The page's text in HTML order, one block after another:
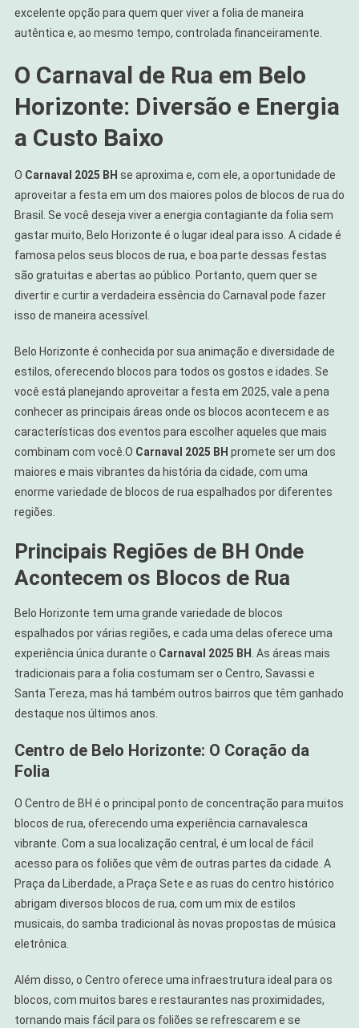
excelente opção para quem quer viver a folia de maneira
autêntica e, ao mesmo tempo, controlada financeiramente.
O Carnaval de Rua em Belo
Horizonte: Diversão e Energia
a Custo Baixo
O Carnaval 2025 BH se aproxima e, com ele, a oportunidade de
aproveitar a festa em um dos maiores polos de blocos de rua do
Brasil. Se você deseja viver a energia contagiante da folia sem
gastar muito, Belo Horizonte é o lugar ideal para isso. A cidade é
famosa pelos seus blocos de rua, e boa parte dessas festas
são gratuitas e abertas ao público. Portanto, quem quer se
divertir e curtir a verdadeira essência do Carnaval pode fazer
isso de maneira acessível.
Belo Horizonte é conhecida por sua animação e diversidade de
estilos, oferecendo blocos para todos os gostos e idades. Se
você está planejando aproveitar a festa em 2025, vale a pena
conhecer as principais áreas onde os blocos acontecem e as
características dos eventos para escolher aqueles que mais
combinam com você.O Carnaval 2025 BH promete ser um dos
maiores e mais vibrantes da história da cidade, com uma
enorme variedade de blocos de rua espalhados por diferentes
regiões.
Principais Regiões de BH Onde
Acontecem os Blocos de Rua
Belo Horizonte tem uma grande variedade de blocos
espalhados por várias regiões, e cada uma delas oferece uma
experiência única durante o Carnaval 2025 BH . As áreas mais
tradicionais para a folia costumam ser o Centro, Savassi e
Santa Tereza, mas há também outros bairros que têm ganhado
destaque nos últimos anos.
Centro de Belo Horizonte: O Coração da
Folia
O Centro de BH é o principal ponto de concentração para muitos
blocos de rua, oferecendo uma experiência carnavalesca
vibrante. Com a sua localização central, é um local de fácil
acesso para os foliões que vêm de outras partes da cidade. A
Praça da Liberdade, a Praça Sete e as ruas do centro histórico
abrigam diversos blocos de rua, com um mix de estilos
musicais, do samba tradicional às novas propostas de música
eletrônica.
Além disso, o Centro oferece uma infraestrutura ideal para os
blocos, com muitos bares e restaurantes nas proximidades,
tornando mais fácil para os foliões se refrescarem e se